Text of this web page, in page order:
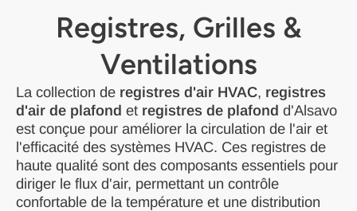
Registres, Grilles &
Ventilations
La collection de registres d'air HVAC, registres
d'air de plafond et registres de plafond d'Alsavo
est conçue pour améliorer la circulation de l'air et
l'efficacité des systèmes HVAC. Ces registres de
haute qualité sont des composants essentiels pour
diriger le flux d'air, permettant un contrôle
confortable de la température et une distribution